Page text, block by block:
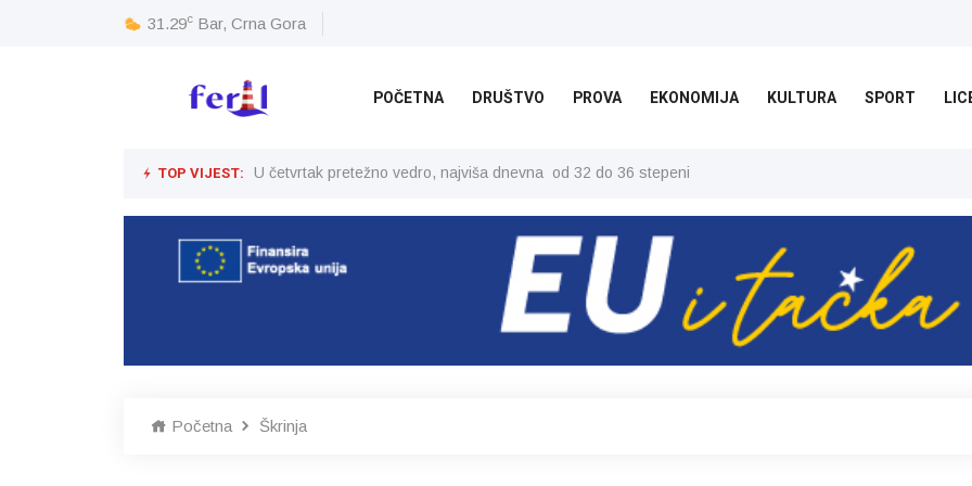
31.29c Bar, Crna Gora
POČETNA DRUŠTVO PROVA EKONOMIJA KULTURA SPORT
TOP VIJEST: U četvrtak pretežno vedro, najviša dnevna od 32 do 36 stepeni
Početna Škrinja